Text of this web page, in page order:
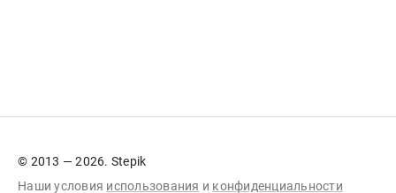
© 2013 — 2026. Stepik
Наши условия использования и конфиденциальности